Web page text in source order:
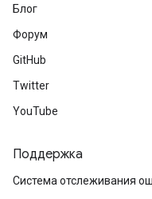
Блог
Форум
GitHub
Twitter
YouTube
Поддержка
Система отслеживания